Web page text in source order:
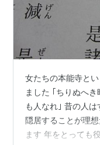
女たちの本能寺と
ました ｢ちりぬへ
も人なれ｣ 昔の人
隠居することが理
ます 年をとっても